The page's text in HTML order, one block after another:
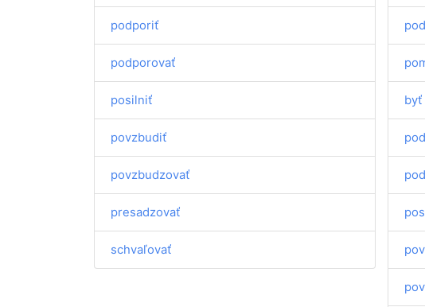
podporiť
podporovať
posilniť
povzbudiť
povzbudzovať
presadzovať
schvaľovať
byť